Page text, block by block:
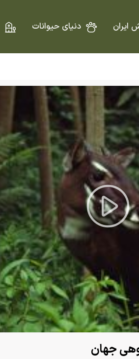
ایران دنیای حیوانات
Play
Video
جهان